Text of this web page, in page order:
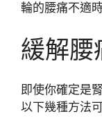
輪的腰痛不適
緩解腰
即使你確定是
以下幾種方法